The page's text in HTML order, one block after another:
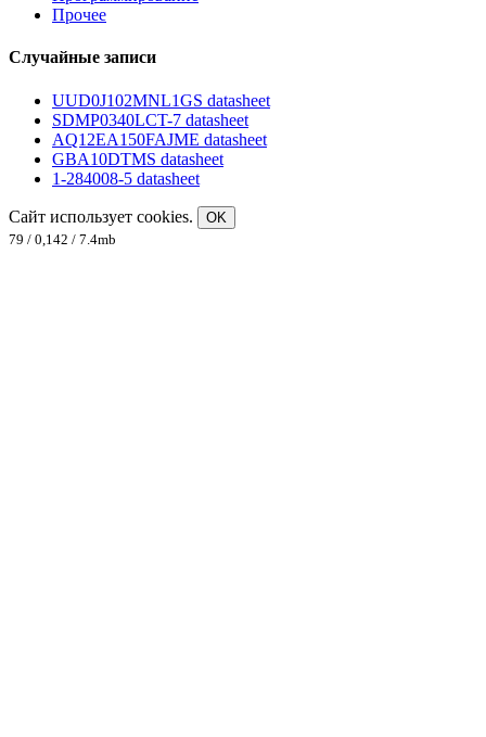
Прочее
Случайные записи
UUD0J102MNL1GS datasheet
SDMP0340LCT-7 datasheet
AQ12EA150FAJME datasheet
GBA10DTMS datasheet
1-284008-5 datasheet
Сайт использует cookies.
OK
79 / 0,142 / 7.4mb